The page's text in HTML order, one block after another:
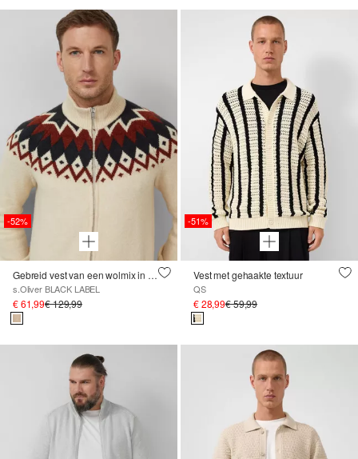
-52%
Gebreid vest van een wolmix in Noorse stijl
s.Oliver BLACK LABEL
€ 61,99€ 129,99
-51%
Vest met gehaakte textuur
QS
€ 28,99€ 59,99